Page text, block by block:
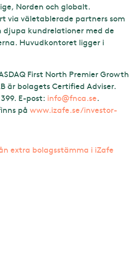
Norden och globalt.
via väletablerade partners som
djupa kundrelationer med de
Huvudkontoret ligger i
First North Premier Growth
är bolagets Certified Adviser.
E-post: info@fnca.se.
på www.izafe.se/investor-
extra bolagsstämma i iZafe